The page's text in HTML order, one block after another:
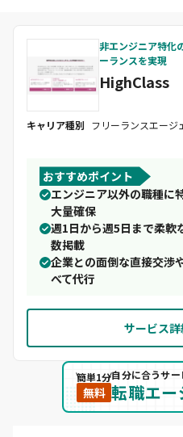
非エンジニア特化
ーランスを実現
HighClass
キャリア種別 フリーランスエージ
おすすめポイント
エンジニア以外の職種に
大量確保
週1日から週5日まで柔軟
数掲載
企業との面倒な直接交渉
べて代行
サービス
簡単1分
無料
自分に合うサー
転職エ